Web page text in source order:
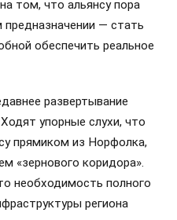
том, что альянсу пора
— стать
обеспечить реальное
развертывание
упорные слухи, что
прямиком из Норфолка,
«зернового коридора».
необходимость полного
региона